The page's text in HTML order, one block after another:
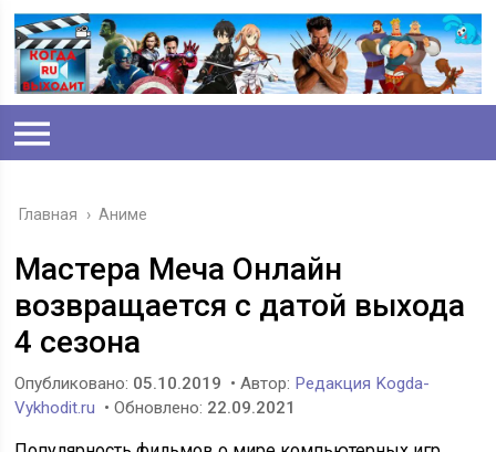
Главная › Аниме
Мастера Меча Онлайн
возвращается с датой выхода
4 сезона
Опубликовано: 05.10.2019 • Автор: Редакция Kogda-
Vykhodit.ru • Обновлено: 22.09.2021